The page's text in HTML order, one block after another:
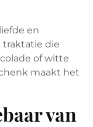
en
traktatie die
of witte
maakt het
van